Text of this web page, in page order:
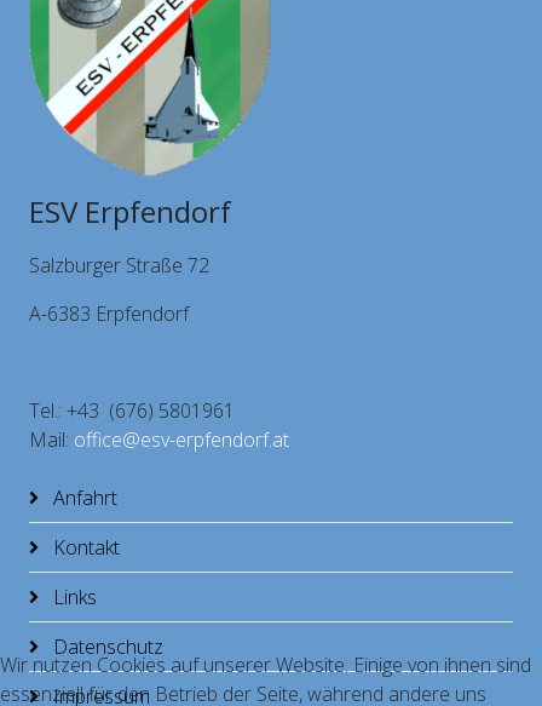
ESV Erpfendorf
Salzburger Straße 72
A-6383 Erpfendorf
Tel.: +43 (676) 5801961
Mail: office@esv-erpfendorf.at
Anfahrt
Kontakt
Links
Datenschutz
Impressum
Wir nutzen Cookies auf unserer Website. Einige von ihnen sind
essenziell für den Betrieb der Seite, während andere uns